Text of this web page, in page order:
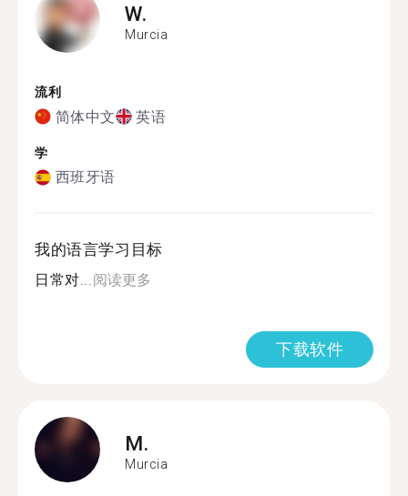
W.
Murcia
流利
简体中文 英语
学
西班牙语
我的语言学习目标
日常对...阅读更多
下载软件
M.
Murcia